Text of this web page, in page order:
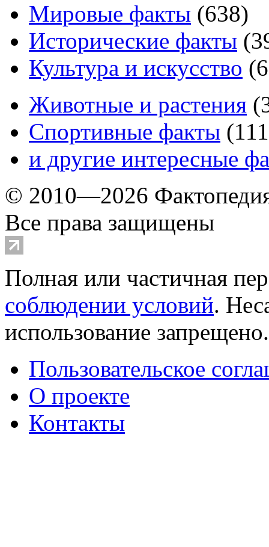
Мировые факты (638)
Исторические факты (
Культура и искусство (
Животные и растения (
Спортивные факты (111
и другие интересные
© 2010—2026
Все права защищены
Полная или частичная
соблюдении условий.
использование
Пользовательское
О проекте
Контакты